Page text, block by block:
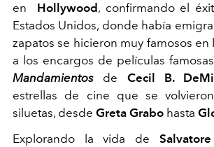
en Hollywood , confirmando el
Estados Unidos, donde había
zapatos se hicieron muy famosos en
a los encargos de películas
Mandamientos de Cecil B.
estrellas de cine que se
siluetas, desde Greta Grabo hasta
Explorando la vida de